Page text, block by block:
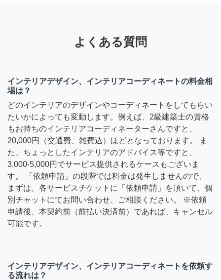
よくある質問
インテリアデザイン、インテリアコーディネートの料金相
場は？
どのインテリアのデザインやコーディネートをしてもらい
たいかによっても変動します。例えば、2級建築士の資格
もお持ちのインテリアコーディネーターさんですと、
20,000円（交通費、雑費込）ほどとなっております。 ま
た、ちょっとしたインテリアのアドバイス等ですと、
3,000-5,000円でサービス提供されるケースもございま
す。 「依頼申請」の段階では料金は発生しませんので、
まずは、各サービスチケットに「依頼申請」を頂いて、個
別チャットにてお問い合わせ、ご相談ください。 ※依頼
申請後、本契約前（前払い決済前）であれば、キャンセル
可能です。
インテリアデザイン、インテリアコーディネートを依頼す
る流れは？